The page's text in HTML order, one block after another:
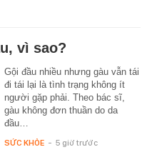
vì sao?
Gội đầu nhiều nhưng gàu vẫn tái
đi tái lại là tình trạng không ít
người gặp phải. Theo bác sĩ,
gàu không đơn thuần do da
đầu…
SỨC KHỎE - 5 giờ trước